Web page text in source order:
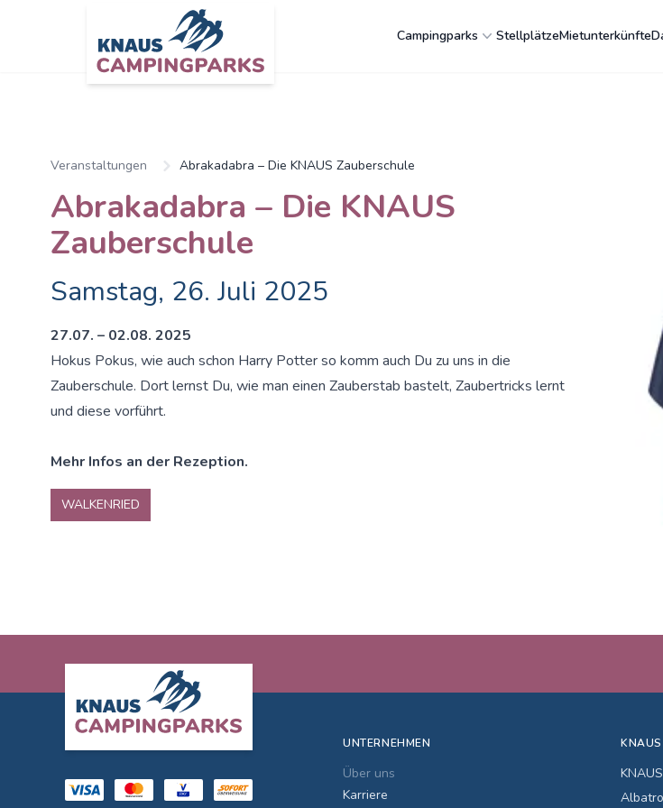
Campingparks StellplätzeMietunterkünfte
Veranstaltungen Abrakadabra – Die KNAUS Zauberschule
Abrakadabra – Die KNAUS
Zauberschule
Samstag, 26. Juli 2025
27.07. – 02.08. 2025
Hokus Pokus, wie auch schon Harry Potter so komm auch Du zu uns in die
Zauberschule. Dort lernst Du, wie man einen Zauberstab bastelt, Zaubertricks lernt
und diese vorführt.
Mehr Infos an der Rezeption.
WALKENRIED
UNTERNEHMEN
Über uns
Karriere